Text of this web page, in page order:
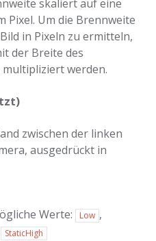
skaliert auf eine
Pixel. Um die Brennweite
in Pixeln zu ermitteln,
der Breite des
werden.
zwischen der linken
ausgedrückt in
Werte: Low ,
StaticHigh